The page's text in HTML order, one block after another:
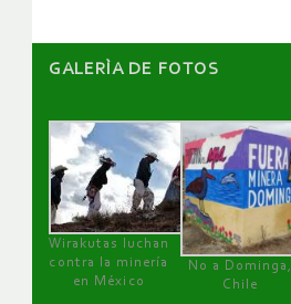
GALERÌA DE FOTOS
Wirakutas luchan
contra la minería
en México
No a Dominga,
Chile